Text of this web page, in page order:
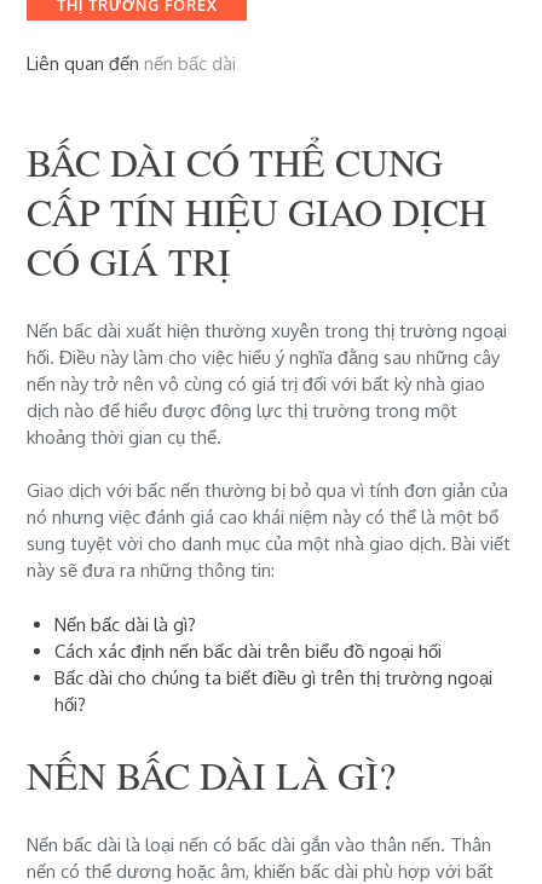
THỊ TRƯỜNG FOREX
Liên quan đếnnến bấc dài
BẤC DÀI CÓ THỂ CUNG
CẤP TÍN HIỆU GIAO DỊCH
CÓ GIÁ TRỊ
Nến bấc dài xuất hiện thường xuyên trong thị trường ngoại
hối. Điều này làm cho việc hiểu ý nghĩa đằng sau những cây
nến này trở nên vô cùng có giá trị đối với bất kỳ nhà giao
dịch nào để hiểu được động lực thị trường trong một
khoảng thời gian cụ thể.
Giao dịch với bấc nến thường bị bỏ qua vì tính đơn giản của
nó nhưng việc đánh giá cao khái niệm này có thể là một bổ
sung tuyệt vời cho danh mục của một nhà giao dịch. Bài viết
này sẽ đưa ra những thông tin:
Nến bấc dài là gì?
Cách xác định nến bấc dài trên biểu đồ ngoại hối
Bấc dài cho chúng ta biết điều gì trên thị trường ngoại
hối?
NẾN BẤC DÀI LÀ GÌ?
Nến bấc dài là loạinến có bấc dài gắn vào thân nến. Thân
nến có thể dương hoặc âm, khiến bấc dài phù hợp với bất